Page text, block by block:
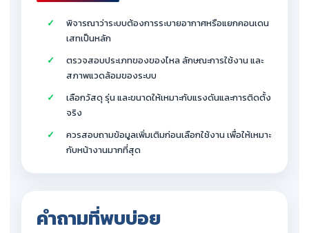
พิจารณาว่าระบบต้องการระบายอากาศหรือแยกคอนเดน
เสทเป็นหลัก
ตรวจสอบประเภทของของไหล ลักษณะการใช้งาน และ
สภาพแวดล้อมของระบบ
เลือกวัสดุ รุ่น และขนาดให้เหมาะกับแรงดันและการติดตั้ง
จริง
ควรสอบถามข้อมูลเพิ่มเติมก่อนเลือกใช้งาน เพื่อให้เหมาะ
กับหน้างานมากที่สุด
คำถามที่พบบ่อย